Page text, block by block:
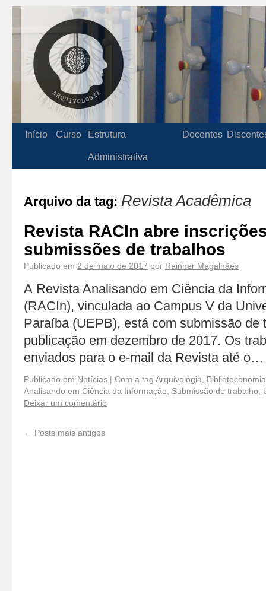
Início Curso Estrutura
Administrativa
Docentes
Arquivo da tag: Revista Acadêmica
Revista RACIn abre
submissões de trabalhos
Publicado em 2 de maio de 2017 por Rainner Magalhães
A Revista Analisando em Ciência da
(RACIn), vinculada ao Campus V da
Paraíba (UEPB), está com submissão de
publicação em dezembro de 2017. Os
enviados para o e-mail da Revista até o…
Publicado em Notícias | Com a tag Arquivologia
Biblioteconomia
Analisando em Ciência da Informação
Submissão de trabalho
Deixar um comentário
← Posts mais antigos